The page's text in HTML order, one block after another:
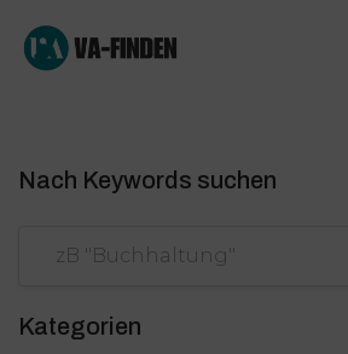
Nach Keywords suchen
Kategorien